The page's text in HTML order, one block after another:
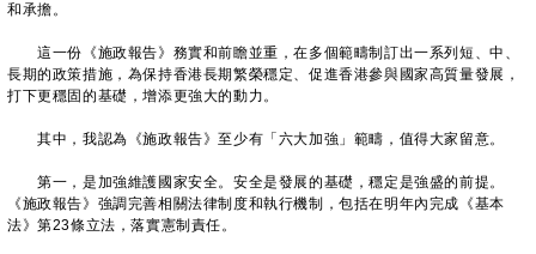
和承擔。
這一份《施政報告》務實和前瞻並重，在多個範疇制訂出一系列短、中、
長期的政策措施，為保持香港長期繁榮穩定、促進香港參與國家高質量發展，
打下更穩固的基礎，增添更強大的動力。
其中，我認為《施政報告》至少有「六大加強」範疇，值得大家留意。
第一，是加強維護國家安全。安全是發展的基礎，穩定是強盛的前提。
《施政報告》強調完善相關法律制度和執行機制，包括在明年內完成《基本
法》第23條立法，落實憲制責任。